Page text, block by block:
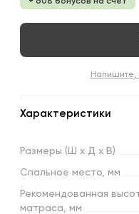
Напишите,
Характеристики
Размеры (Ш х Д х В)
Спальное место, мм
Рекомендованная
матраса, мм